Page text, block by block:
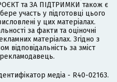
та ЗА ПІДТРИМКИ також є
участь у підготовці цього
у цих матеріалах.
за факти та оціночні
матеріалах. Згідно з
відповідальність за зміст
медіа - R40-02163.